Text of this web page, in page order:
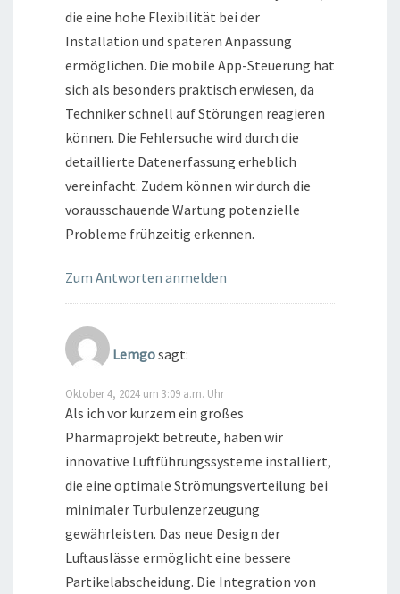
die eine hohe Flexibilität bei der
Installation und späteren Anpassung
ermöglichen. Die mobile App-Steuerung hat
sich als besonders praktisch erwiesen, da
Techniker schnell auf Störungen reagieren
können. Die Fehlersuche wird durch die
detaillierte Datenerfassung erheblich
vereinfacht. Zudem können wir durch die
vorausschauende Wartung potenzielle
Probleme frühzeitig erkennen.
Zum Antworten anmelden
Lemgosagt:
Oktober 4, 2024 um 3:09 a.m. Uhr
Als ich vor kurzem ein großes
Pharmaprojekt betreute, haben wir
innovative Luftführungssysteme installiert,
die eine optimale Strömungsverteilung bei
minimaler Turbulenzerzeugung
gewährleisten. Das neue Design der
Luftauslässe ermöglicht eine bessere
Partikelabscheidung. Die Integration von